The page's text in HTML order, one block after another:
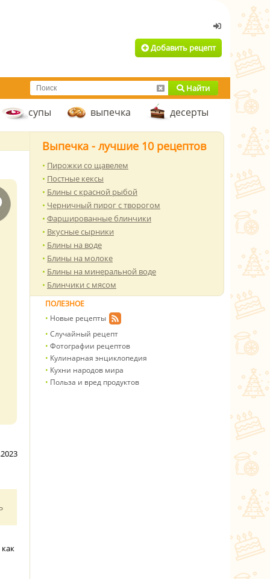
Добавить рецепт
Найти
супы выпечка десерты
Выпечка - лучшие 10 рецептов
Пирожки со щавелем
Постные кексы
Блины с красной рыбой
Черничный пирог с творогом
Фаршированные блинчики
Вкусные сырники
Блины на воде
Блины на молоке
Блины на минеральной воде
Блинчики с мясом
ПОЛЕЗНОЕ
Новые рецепты
Случайный рецепт
Фотографии рецептов
Кулинарная энциклопедия
Кухни народов мира
Польза и вред продуктов